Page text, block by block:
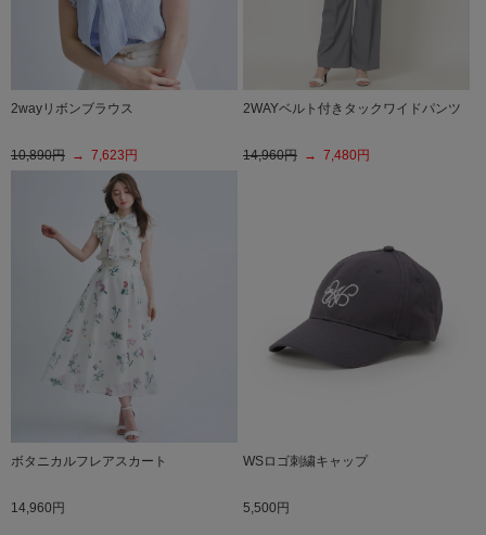
2wayリボンブラウス
10,890円 → 7,623円
2WAYベルト付きタックワイドパンツ
14,960円 → 7,480円
ボタニカルフレアスカート
14,960円
WSロゴ刺繍キャップ
5,500円